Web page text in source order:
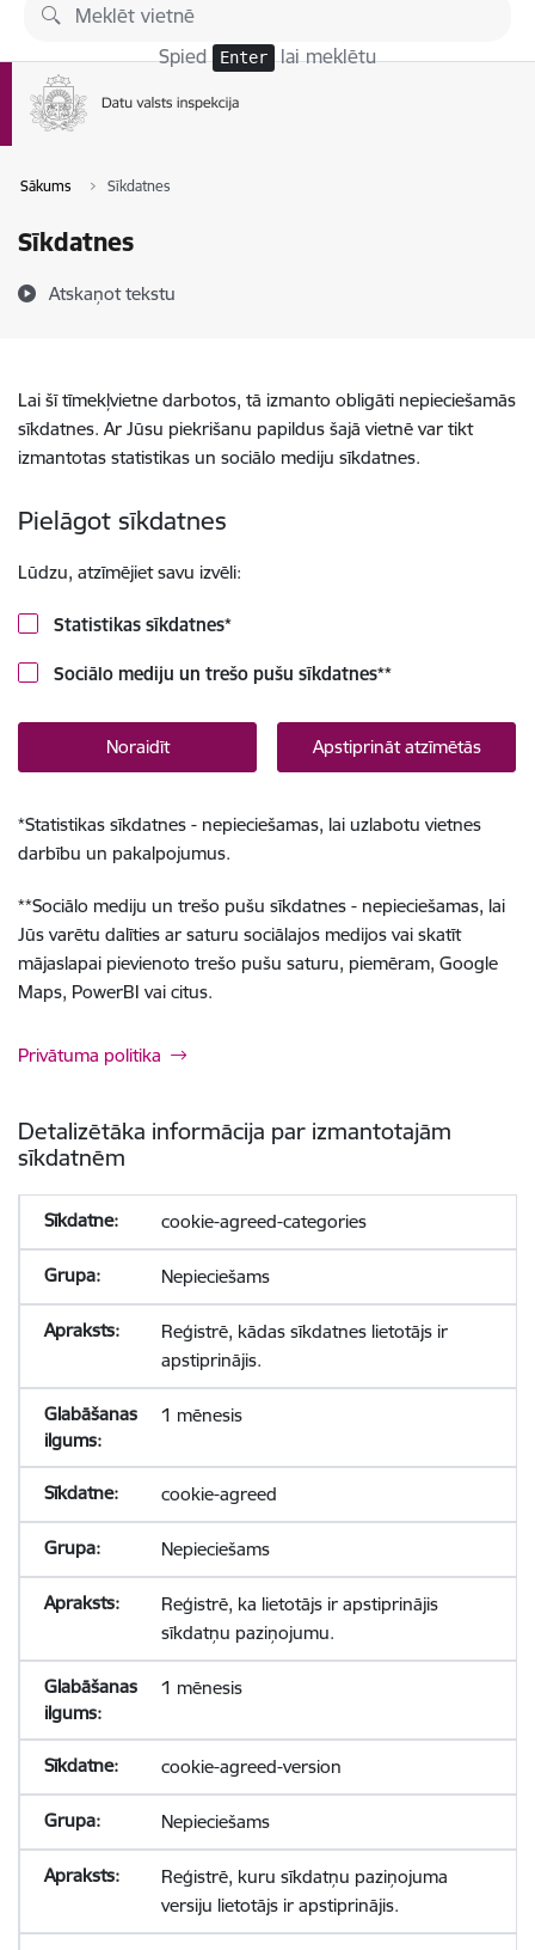
Pāriet uz lapas saturu
Spied Enter lai meklētu
Sākums Sīkdatnes
Sīkdatnes
Atskaņot tekstu
Lai šī tīmekļvietne darbotos, tā izmanto obligāti nepieciešamās
sīkdatnes. Ar Jūsu piekrišanu papildus šajā vietnē var tikt
izmantotas statistikas un sociālo mediju sīkdatnes.
Pielāgot sīkdatnes
Lūdzu, atzīmējiet savu izvēli:
Statistikas sīkdatnes*
Sociālo mediju un trešo pušu sīkdatnes**
Noraidīt Apstiprināt atzīmētās
*Statistikas sīkdatnes - nepieciešamas, lai uzlabotu vietnes
darbību un pakalpojumus.
**Sociālo mediju un trešo pušu sīkdatnes - nepieciešamas, lai
Jūs varētu dalīties ar saturu sociālajos medijos vai skatīt
mājaslapai pievienoto trešo pušu saturu, piemēram, Google
Maps, PowerBI vai citus.
Privātuma politika
Detalizētāka informācija par izmantotajām
sīkdatnēm
cookie-agreed-categories
Nepieciešams
Reģistrē, kādas sīkdatnes lietotājs ir
apstiprinājis.
1 mēnesis
cookie-agreed
Nepieciešams
Reģistrē, ka lietotājs ir apstiprinājis
sīkdatņu paziņojumu.
1 mēnesis
cookie-agreed-version
Nepieciešams
Reģistrē, kuru sīkdatņu paziņojuma
versiju lietotājs ir apstiprinājis.